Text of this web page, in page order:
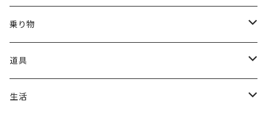
端午の節句
結婚式
父の日
中国
北欧
金太郎
天使
シニア
貝殻
山
木
プルメリア
野バラ
牡丹
サイ
チンパンジー
トリ
かき氷
アイス
フルーツ
スイカ
イチゴ
和食
お雑煮
野菜
相撲
乗り物
車
道具
ファッション
生活